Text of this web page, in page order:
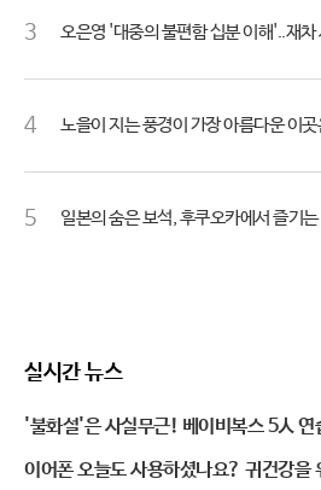
3 오은영 '대중의 불편함 십분 이해'..재차
4 노을이 지는 풍경이 가장 아름다운 이곳
5 일본의 숨은 보석, 후쿠오카에서 즐기
실시간 뉴스
'불화설'은 사실무근! 베이비복스 5人 연
이어폰 오늘도 사용하셨나요? 귀건강을